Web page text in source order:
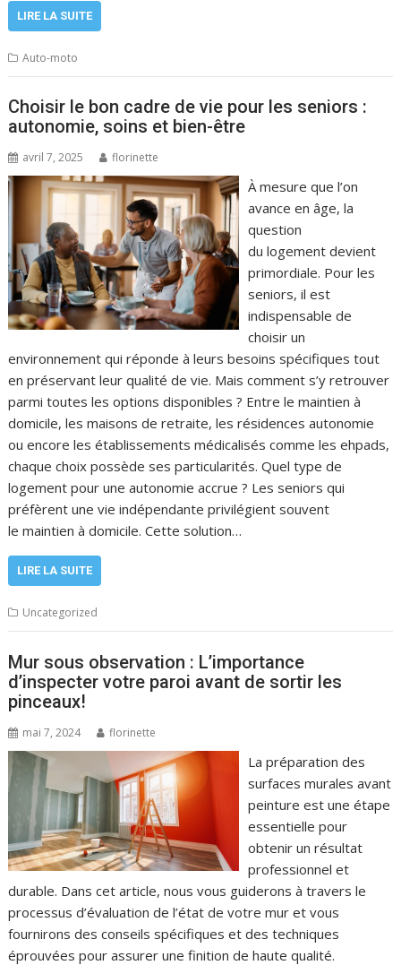
LIRE LA SUITE
Auto-moto
Choisir le bon cadre de vie pour les seniors :
autonomie, soins et bien-être
avril 7, 2025 florinette
À mesure que l’on
avance en âge, la
question
du logement devient
primordiale. Pour les
seniors, il est
indispensable de
choisir un
environnement qui réponde à leurs besoins spécifiques tout
en préservant leur qualité de vie. Mais comment s’y retrouver
parmi toutes les options disponibles ? Entre le maintien à
domicile, les maisons de retraite, les résidences autonomie
ou encore les établissements médicalisés comme les ehpads,
chaque choix possède ses particularités. Quel type de
logement pour une autonomie accrue ? Les seniors qui
préfèrent une vie indépendante privilégient souvent
le maintien à domicile. Cette solution…
LIRE LA SUITE
Uncategorized
Mur sous observation : L’importance
d’inspecter votre paroi avant de sortir les
pinceaux!
mai 7, 2024 florinette
La préparation des
surfaces murales avant
peinture est une étape
essentielle pour
obtenir un résultat
professionnel et
durable. Dans cet article, nous vous guiderons à travers le
processus d’évaluation de l’état de votre mur et vous
fournirons des conseils spécifiques et des techniques
éprouvées pour assurer une finition de haute qualité.